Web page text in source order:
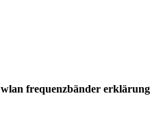
wlan frequenzbänder erklärung